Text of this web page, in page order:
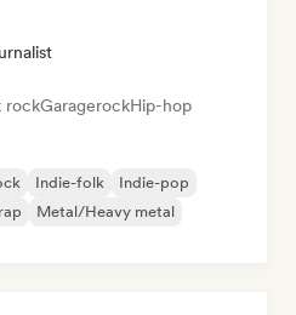
rockGaragerockHip-hop
Indie-folk
Indie-pop
Metal/Heavy metal